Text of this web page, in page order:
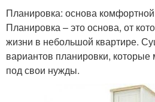
Планировка: основа
Планировка – это основа, от
жизни в небольшой квартире.
вариантов планировки,
под свои нужды.